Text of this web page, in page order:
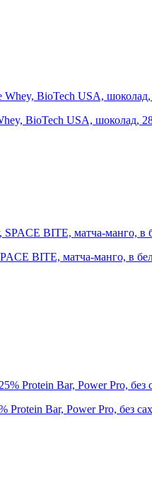
BioTech USA, шоколад,
BITE, матча-манго, в
Bar, Power Pro, без